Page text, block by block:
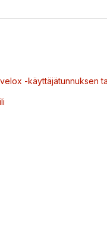
-käyttäjätunnuksen